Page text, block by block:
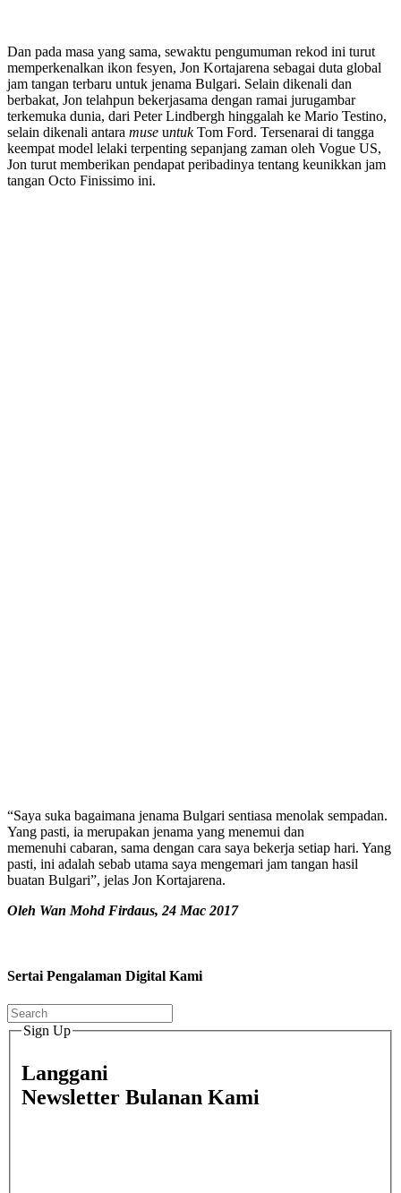
Dan pada masa yang sama, sewaktu pengumuman rekod ini turut
memperkenalkan ikon fesyen, Jon Kortajarena sebagai duta global
jam tangan terbaru untuk jenama Bulgari. Selain dikenali dan
berbakat, Jon telahpun bekerjasama dengan ramai jurugambar
terkemuka dunia, dari Peter Lindbergh hinggalah ke Mario Testino,
selain dikenali antara muse untukTom Ford. Tersenarai di tangga
keempat model lelaki terpenting sepanjang zaman oleh Vogue US,
Jon turut memberikan pendapat peribadinya tentang keunikkan jam
tangan Octo Finissimo ini.
“Saya suka bagaimana jenama Bulgari sentiasa menolak sempadan.
Yang pasti, ia merupakan jenama yang menemui dan
memenuhi cabaran, sama dengan cara saya bekerja setiap hari. Yang
pasti, ini adalah sebab utama saya mengemari jam tangan hasil
buatan Bulgari”, jelas Jon Kortajarena.
Oleh Wan Mohd Firdaus, 24 Mac 2017
Sertai Pengalaman Digital Kami
Sign Up
Langgani
Newsletter Bulanan Kami